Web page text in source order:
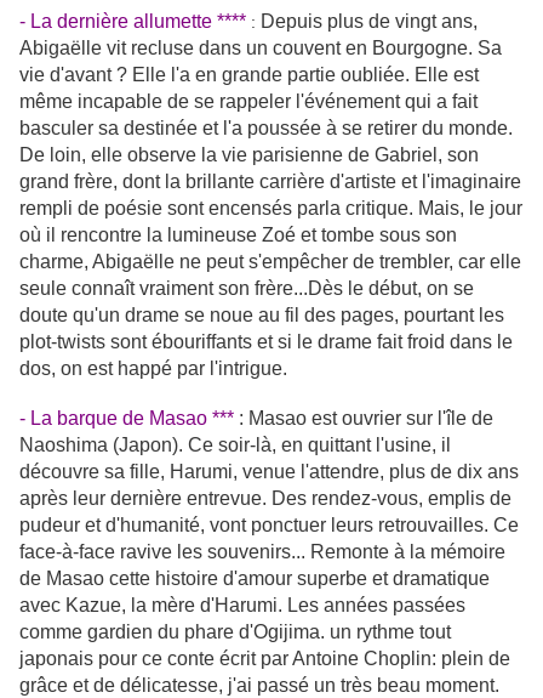
- La dernière allumette **** : Depuis plus de vingt ans,
Abigaëlle vit recluse dans un couvent en Bourgogne. Sa
vie d'avant ? Elle l'a en grande partie oubliée. Elle est
même incapable de se rappeler l'événement qui a fait
basculer sa destinée et l'a poussée à se retirer du monde.
De loin, elle observe la vie parisienne de Gabriel, son
grand frère, dont la brillante carrière d'artiste et l'imaginaire
rempli de poésie sont encensés parla critique. Mais, le jour
où il rencontre la lumineuse Zoé et tombe sous son
charme, Abigaëlle ne peut s'empêcher de trembler, car elle
seule connaît vraiment son frère...Dès le début, on se
doute qu'un drame se noue au fil des pages, pourtant les
plot-twists sont ébouriffants et si le drame fait froid dans le
dos, on est happé par l'intrigue.
- La barque de Masao *** : Masao est ouvrier sur l'île de
Naoshima (Japon). Ce soir-là, en quittant l'usine, il
découvre sa fille, Harumi, venue l'attendre, plus de dix ans
après leur dernière entrevue. Des rendez-vous, emplis de
pudeur et d'humanité, vont ponctuer leurs retrouvailles. Ce
face-à-face ravive les souvenirs... Remonte à la mémoire
de Masao cette histoire d'amour superbe et dramatique
avec Kazue, la mère d'Harumi. Les années passées
comme gardien du phare d'Ogijima. un rythme tout
japonais pour ce conte écrit par Antoine Choplin: plein de
grâce et de délicatesse, j'ai passé un très beau moment.